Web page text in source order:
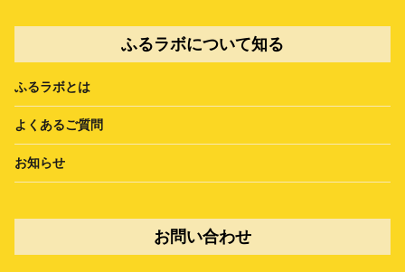
ふるラボについて知る
ふるラボとは
よくあるご質問
お知らせ
お問い合わせ